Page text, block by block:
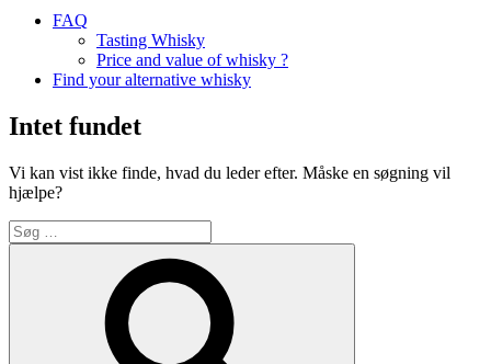
FAQ
Tasting Whisky
Price and value of whisky ?
Find your alternative whisky
Intet fundet
Vi kan vist ikke finde, hvad du leder efter. Måske en søgning vil
hjælpe?
Søg
efter: